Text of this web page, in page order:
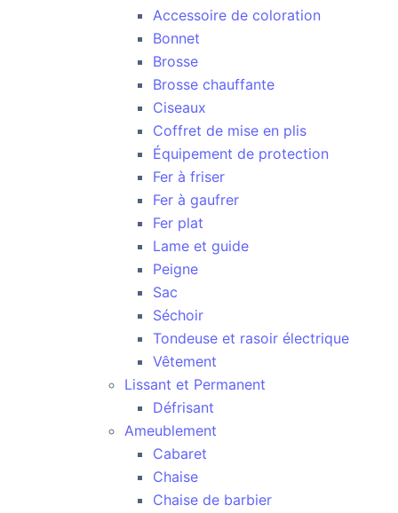
Accessoire de coloration
Bonnet
Brosse
Brosse chauffante
Ciseaux
Coffret de mise en plis
Équipement de protection
Fer à friser
Fer à gaufrer
Fer plat
Lame et guide
Peigne
Sac
Séchoir
Tondeuse et rasoir électrique
Vêtement
Lissant et Permanent
Défrisant
Ameublement
Cabaret
Chaise
Chaise de barbier